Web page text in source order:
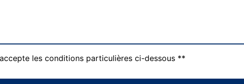
les conditions particulières ci-dessous **